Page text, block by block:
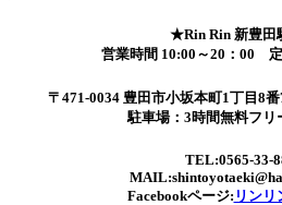
★Rin Rin 新豊
営業時間 10:00～20：00
〒471-0034 豊田市小坂本町1丁目8
駐車場：3時間無料フリ
TEL:0565-33-
Facebookページ: リンリ